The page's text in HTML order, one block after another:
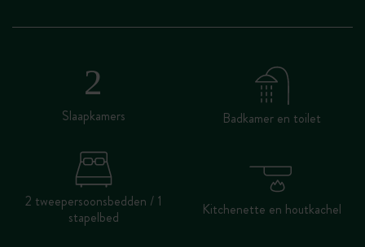
Slaapkamers Badkamer en toilet
2 tweepersoonsbedden / 1
stapelbed
Kitchenette en houtkachel